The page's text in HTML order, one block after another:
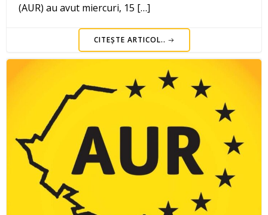
(AUR) au avut miercuri, 15 […]
CITEȘTE ARTICOL..